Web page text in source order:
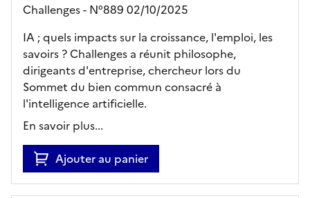
Challenges - N°889 02/10/2025
IA ; quels impacts sur la croissance, l'emploi, les
savoirs ? Challenges a réunit philosophe,
dirigeants d'entreprise, chercheur lors du
Sommet du bien commun consacré à
l'intelligence artificielle.
En savoir plus...
Ajouter au panier